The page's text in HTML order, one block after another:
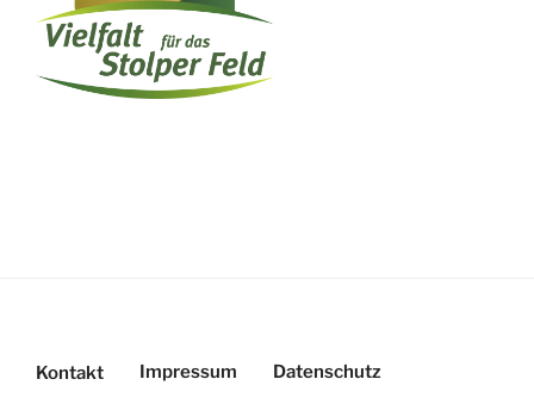
Kontakt Impressum Datenschutz